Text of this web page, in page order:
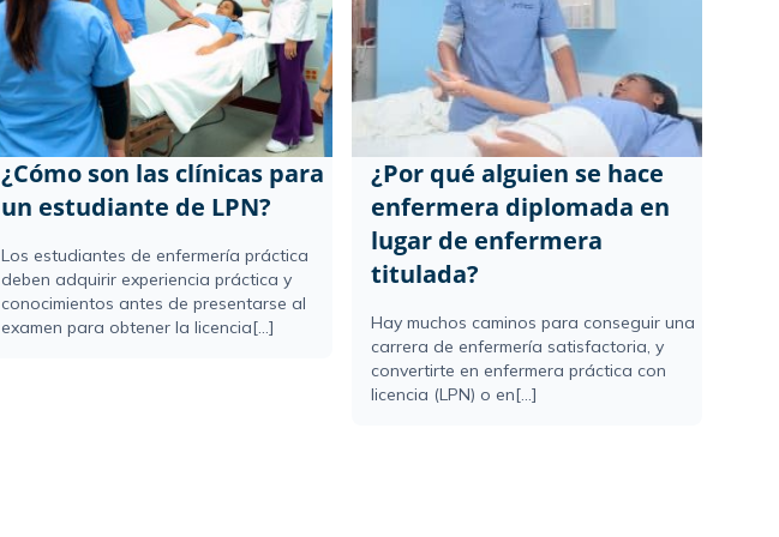
¿Cómo son las clínicas para
un estudiante de LPN?
Los estudiantes de enfermería práctica
deben adquirir experiencia práctica y
conocimientos antes de presentarse al
examen para obtener la licencia[...]
¿Por qué alguien se hace
enfermera diplomada en
lugar de enfermera
titulada?
Hay muchos caminos para conseguir una
carrera de enfermería satisfactoria, y
convertirte en enfermera práctica con
licencia (LPN) o en[...]